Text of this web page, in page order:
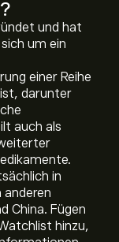
?
und hat
um ein
einer Reihe
darunter
auch als
in
anderen
China. Fügen
hinzu,